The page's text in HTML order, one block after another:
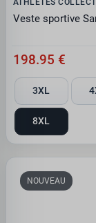
ATHLETES
Veste sportive
198.95 €
3XL
8XL
NOUVEAU